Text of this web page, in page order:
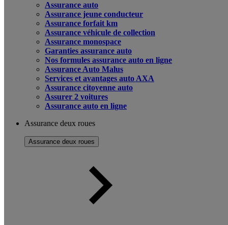
Assurance auto
Assurance jeune conducteur
Assurance forfait km
Assurance véhicule de collection
Assurance monospace
Garanties assurance auto
Nos formules assurance auto en ligne
Assurance Auto Malus
Services et avantages auto AXA
Assurance citoyenne auto
Assurer 2 voitures
Assurance auto en ligne
Assurance deux roues
Assurance deux roues